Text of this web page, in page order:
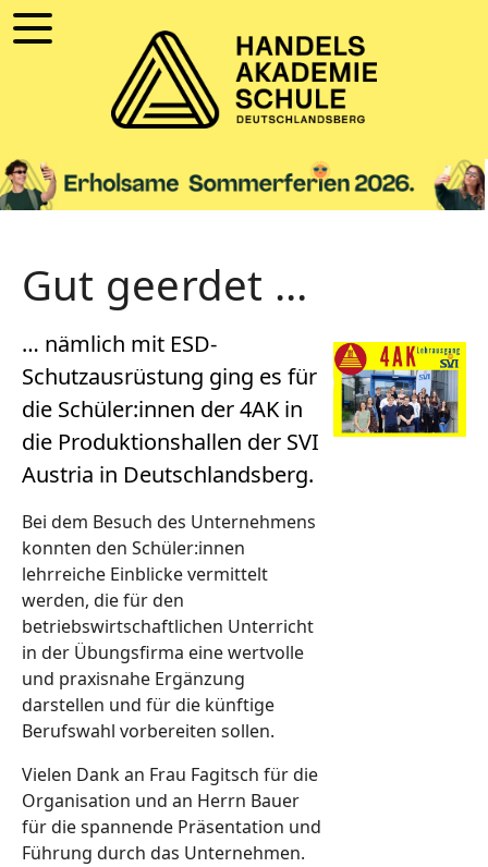
Gut geerdet …
… nämlich mit ESD-
Schutzausrüstung ging es für
die Schüler:innen der 4AK in
die Produktionshallen der SVI
Austria in Deutschlandsberg.
Bei dem Besuch des Unternehmens
konnten den Schüler:innen
lehrreiche Einblicke vermittelt
werden, die für den
betriebswirtschaftlichen Unterricht
in der Übungsfirma eine wertvolle
und praxisnahe Ergänzung
darstellen und für die künftige
Berufswahl vorbereiten sollen.
Vielen Dank an Frau Fagitsch für die
Organisation und an Herrn Bauer
für die spannende Präsentation und
Führung durch das Unternehmen.